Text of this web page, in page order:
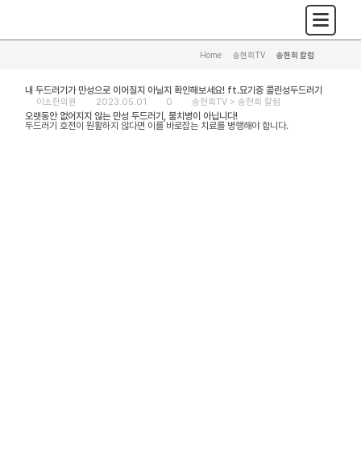
Home 송현희TV 송현희 칼럼
내 두드러기가 만성으로 이어질지 아닐지 확인해보세요! ft.묘기증 콜린성두드러기
이소한의원 2023.05.01 0 송현희TV >송현희 칼럼
오랫동안 없어지지 않는 만성 두드러기, 불치병이 아닙니다!
두드러기 호전이 원활하지 않다면 이를 바로잡는 치료를 병행해야 합니다.